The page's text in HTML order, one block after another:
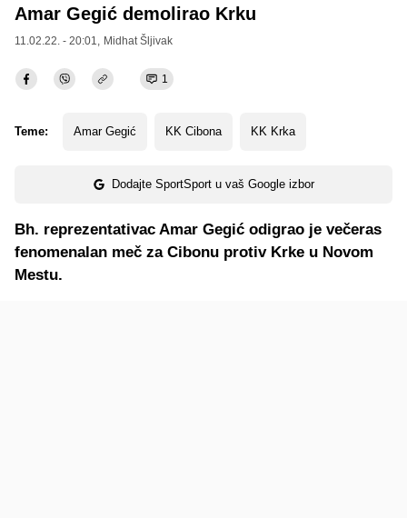
Amar Gegić demolirao Krku
11.02.22. - 20:01, Midhat Šljivak
1
Teme: Amar Gegić KK Cibona KK Krka
Dodajte SportSport u vaš Google izbor
Bh. reprezentativac Amar Gegić odigrao je večeras
fenomenalan meč za Cibonu protiv Krke u Novom
Mestu.